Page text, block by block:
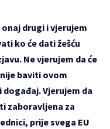
drugi i vjerujem
ko će dati žešću
Ne vjerujem da će
baviti ovom
Vjerujem da
zaboravljena za
prije svega EU